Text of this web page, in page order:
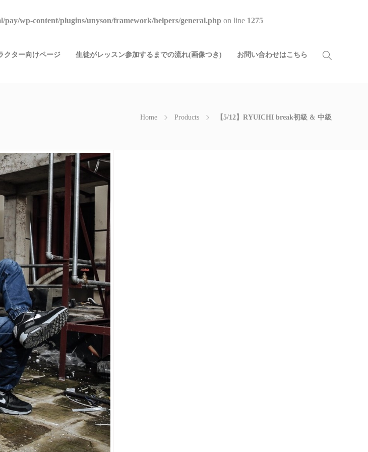
pay/wp-content/plugins/unyson/framework/helpers/general.php on line 1275
クター向けページ 生徒がレッスン参加するまでの流れ(画像つき) お問い合わせはこちら
Home Products 【5/12】RYUICHI break初級 & 中級